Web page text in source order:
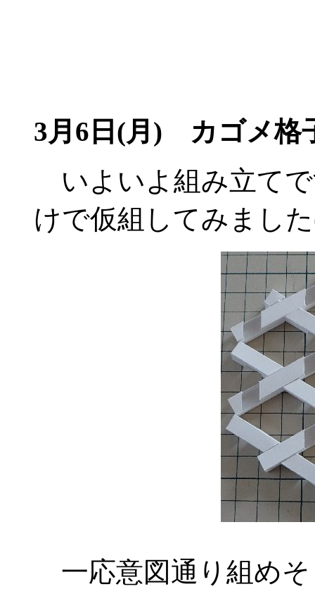
3月6日(月) カゴメ格
いよいよ組み立て
けで仮組してみまし
一応意図通り組め